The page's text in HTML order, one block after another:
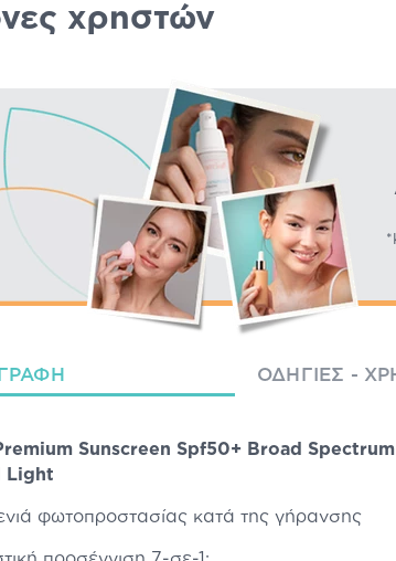
χρηστών
ΟΔΗΓΊΕΣ -
Sunscreen Spf50+ Broad
Light
φωτοπροστασίας κατά της γήρανσης